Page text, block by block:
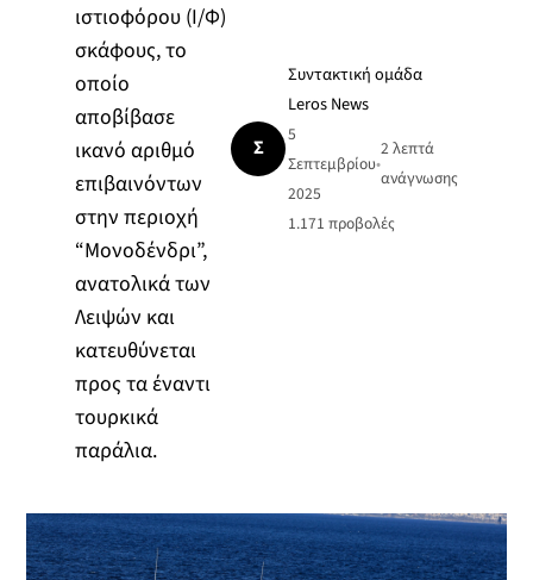
ιστιοφόρου (Ι/Φ)
σκάφους, το
οποίο
αποβίβασε
ικανό αριθμό
επιβαινόντων
στην περιοχή
“Μονοδένδρι”,
ανατολικά των
Λειψών και
κατευθύνεται
προς τα έναντι
τουρκικά
παράλια.
Σ
Συντακτική ομάδα
Leros News
5
Σεπτεμβρίου
2025
•
2 λεπτά
ανάγνωσης
1.171 προβολές